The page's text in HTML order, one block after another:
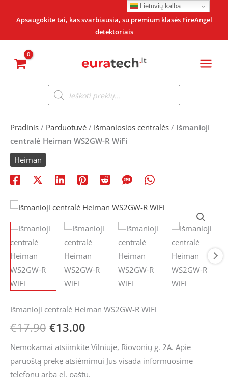
Apsaugokite tai, kas svarbiausia, su premium klasės FireAngel
detektoriais
Products
search
Pradinis / Parduotuvė / Išmaniosios centralės / Išmanioji
centralė Heiman WS2GW-R WiFi
Heiman
Išmanioji centralė Heiman WS2GW-R WiFi
€17.90
Original
price
was:
€17.90.
€13.00
Current
price
€13.00.
Nemokamai atsiimkite Vilniuje, Riovonių g. 2A. Apie
paruoštą prekę atsiėmimui Jus visada informuosime
telefonu arba el. paštu.
produkto
kiekis:
Išmanioji
centralė
Heiman
WS2GW-
WiFi
Lietuvių kalba